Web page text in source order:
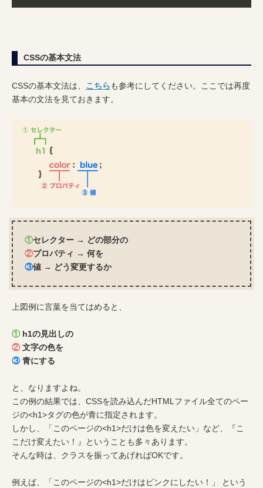
CSSの基本文法
CSSの基本文法は、 こちらも参考にしてください。ここでは再度
基本の文法を見ておきます。
①セレクター → どの部分の
②プロパティ → 何を
③値 → どう変更するか
上図例に言葉を当てはめると、
① h1の見出しの
② 文字の色を
③青にする
と、なりますよね。
この例の結果では、CSSを読み込んだHTMLファイル全てのペー
ジの<h1>タグの色が青に指定されます。
しかし、「このページの<h1>だけは色を変えたい」など、『こ
こだけ変えたい！』ということも多々あります。
そんな時は、クラスを振ってあげればOKです。
例えば、「このページの<h1>だけはピンクにしたい！」 という